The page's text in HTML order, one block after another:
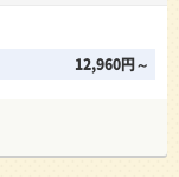
12,960円～